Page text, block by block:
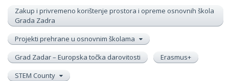
Zakup i privremeno korištenje prostora i opreme osnovnih škola
Grada Zadra
Projekti prehrane u osnovnim školama
Grad Zadar – Europska točka darovitosti
Erasmus+
STEM County